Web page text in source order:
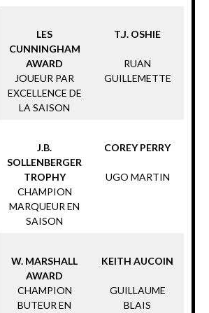
LES
CUNNINGHAM
AWARD
JOUEUR PAR
EXCELLENCE DE
LA SAISON
T.J. OSHIE
RUAN
GUILLEMETTE
J.B.
SOLLENBERGER
TROPHY
CHAMPION
MARQUEUR EN
SAISON
COREY PERRY
UGO MARTIN
W. MARSHALL
AWARD
CHAMPION
BUTEUR EN
KEITH AUCOIN
GUILLAUME
BLAIS